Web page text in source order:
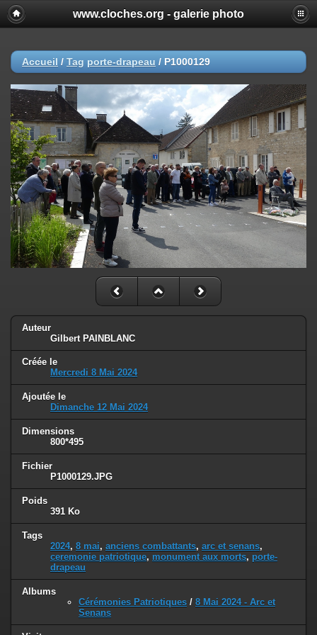
www.cloches.org - galerie photo
Accueil / Tag porte-drapeau / P1000129
Auteur
Gilbert PAINBLANC
Créée le
Mercredi 8 Mai 2024
Ajoutée le
Dimanche 12 Mai 2024
Dimensions
800*495
Fichier
P1000129.JPG
Poids
391 Ko
Tags
2024, 8 mai, anciens combattants, arc et senans,
ceremonie patriotique, monument aux morts, porte-
drapeau
Albums
Cérémonies Patriotiques / 8 Mai 2024 - Arc et
Senans